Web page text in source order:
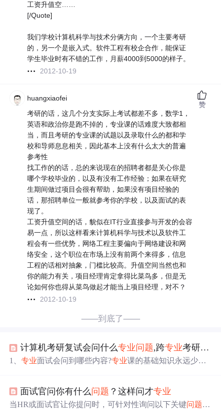
工资升值空……
[/Quote]
我们学校计算机科学与技术分俩方向，一个主要考研
的，另一个是嵌入式。软件工程有校企合作，能保证
学生毕业时有不错的工作，月薪4000到5000的样子。
2012-10-19
huangxiaofei
考研的话，这几个分支实际上考试都差不多，数学1，
英语和政治你是跑不掉的，专业课的话难度大致都相
当，而且考研的专业课的试题以及录取什么的都和学
校和导师息息相关，因此基本上没有什么太大的普遍
参考性
找工作的的话，总的来说现在的招聘者都是关心你是
哪个学校毕业的，以及有没有工作经验；如果在研究
生期间做过项目会很有帮助，如果没有项目经验的
话，那招聘单位一般就参考你的学校，以及面试的表
现了。
工资升值空间的话，貌似在IT行业直接参与开发的会容
易一点，所以这样看来计算机科学与技术以及软件工
程会有一些优势，网络工程主要偏向于网络建设和网
络安全，这个职位在市场上没有前两个来得多，信息
工程的话相对抽象，门槛比较高。升值空间当然也和
你的能力有关，项目经理肯定拿得比菜鸟多，但是无
论如何你也得从菜鸟做起才能当上项目经理，对不？
2012-10-19
赞
——到底了——
计算机考研复试会问什么专业问题,跨专业考研复试会问哪些
1、专业面试会问到哪些内容?专业课的基础知识永远少不
方面的内容?有的学校有参考书目，有的学校没有，如果复
试有新的参考书目，以新的参考书目为主，如果没有，可
面试官问你有什么问题 ？这样问才专业
当HR或面试官让你提问时，可针对性询问以下关键问题：